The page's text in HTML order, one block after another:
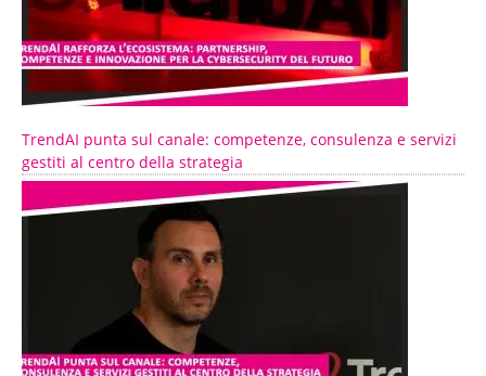
TrendAI punta sul canale: competenze, consulenza e servizi
gestiti al centro della strategia